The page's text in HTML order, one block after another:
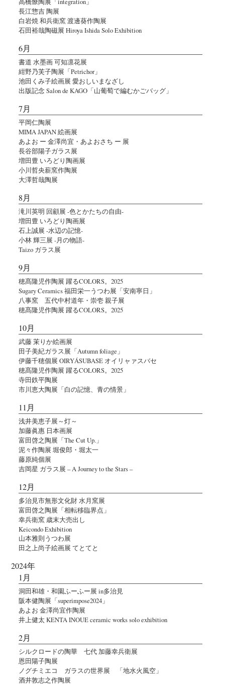
長江惣吉 陶展
白岩焼 和兵衛窯 渡邊葵作陶展
石田裕哉陶磁展 Hiroya Ishida Solo Exhibition
6月
書道 水墨画 可知凛花展
紺野乃芙子陶展「Petrichor」
池田くみ子絵画展 愛おしいまなざし
出版記念 Salon de KAGO「山葡萄で編むかごバッグ」
7月
平岡仁陶展
MIMA JAPAN 絵画展
あよお ー 金澤尚宜・あよおさち ー 展
長谷部陽子ガラス展
増田豊 いろどり陶画展
小川哲央薪窯作陶展
大澤哲哉陶展
8月
滝川英明 回顧展 -色とかたちの自由-
増田豊 いろどり陶画展
石上誠展 -水辺の記憶-
小林 輝三展 -月の物語-
Taizo ガラス展
9月
穂髙隆児作陶展 躍るCOLORS。2025
Sugary Ceramics 福田栄一うつわ展「安南寧日」
八事窯 五代中村道年・崇壱 親子展
穂髙隆児作陶展 躍るCOLORS。2025
10月
武藤 茉りか絵画展
田子美紀ガラス展「Autumn foliage」
伊藤千穂個展 OIRYÁSUBASE オイリャァスバセ
穂髙隆児作陶展 躍るCOLORS。2025
寺田鉄平陶展
市川恵大陶展「白の記憶、青の情景」
11月
浅井美恵子展～灯～
加藤眞惠 日本画展
富田啓之陶展「The Cut Up.」
泥々作陶展 堀俊郎・堀太一
藤原純個展
吉岡星 ガラス展 – A Journey to the Stars –
12月
多治見市無形文化財 水月窯展
富田啓之陶展「相転移臨界点」
幸兵衛窯 歳末大売出し
Keicondo Exhibition
山本雅則うつわ展
田之上尚子絵画展 てとてと
2024年
1月
洞田和雄・和園ふーふー展 in多治見
阪本健陶展「superimpose2024」
あよお 金澤尚宜作陶展
井上健太 KENTA INOUE ceramic works solo exhibition
2月
シルクロードの陶華 七代 加藤幸兵衛展
恩田陽子陶展
ノグチミエコ ガラスの世界展 「地水火風空」
酒井敦志之作陶展